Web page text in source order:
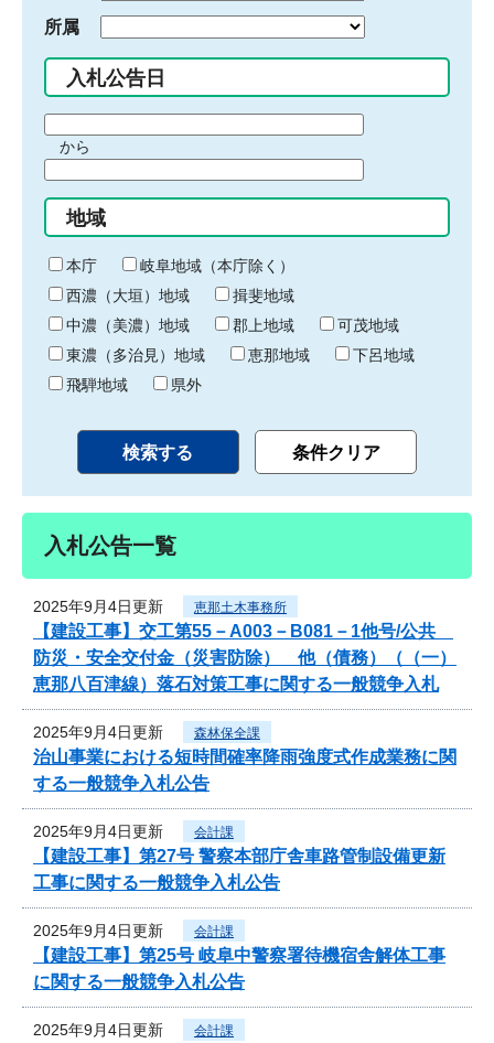
所属
入札公告日
間
始
り
から
間
終
わ
り
地域
本庁
岐阜地域（本庁除く）
西濃（大垣）地域
揖斐地域
中濃（美濃）地域
郡上地域
可茂地域
東濃（多治見）地域
恵那地域
下呂地域
飛騨地域
県外
入札公告一覧
2025年9月4日更新 恵那土木事務所
【建設工事】交工第55－A003－B081－1他号/公共
防災・安全交付金（災害防除） 他（債務）（（一）
恵那八百津線）落石対策工事に関する一般競争入札
2025年9月4日更新 森林保全課
治山事業における短時間確率降雨強度式作成業務に関
する一般競争入札公告
2025年9月4日更新 会計課
【建設工事】第27号 警察本部庁舎車路管制設備更新
工事に関する一般競争入札公告
2025年9月4日更新 会計課
【建設工事】第25号 岐阜中警察署待機宿舎解体工事
に関する一般競争入札公告
2025年9月4日更新 会計課